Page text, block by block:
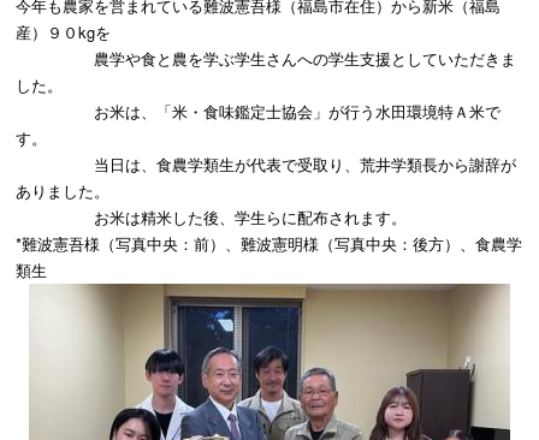
今年も農家を営まれている難波憲吾様（福島市在住）から新米（福島
産）９０kgを
農学や食と農を学ぶ学生さんへの学生支援としていただきま
した。
お米は、「米・食味鑑定士協会」が行う水田環境特Ａ米で
す。
当日は、食農学類生が代表で受取り、荒井学類長から謝辞が
ありました。
お米は精米した後、学生らに配布されます。
*難波憲吾様（写真中央：前）、難波憲明様（写真中央：後方）、食農学
類生